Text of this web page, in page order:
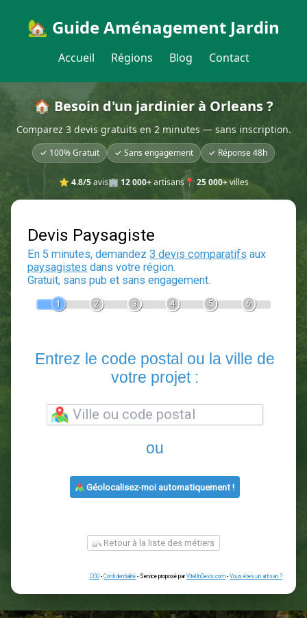
🏡 Guide Aménagement Jardin
Accueil Régions Blog Contact
🏠 Besoin d'un jardinier à Orleans ?
Comparez 3 devis gratuits en 2 minutes — sans inscription.
✓ 100% Gratuit ✓ Sans engagement ✓ Réponse 48h
⭐ 4.8/5avis🏢 12 000+artisans📍 25 000+villes
Devis Paysagiste
En 5 minutes, demandez3 devis comparatifs
votre projet :
ou
Géolocalisez-moi automatiquement !